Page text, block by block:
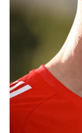
Odysseas
temporada
El Sevilla FC
Opinión |
García
Análisis I